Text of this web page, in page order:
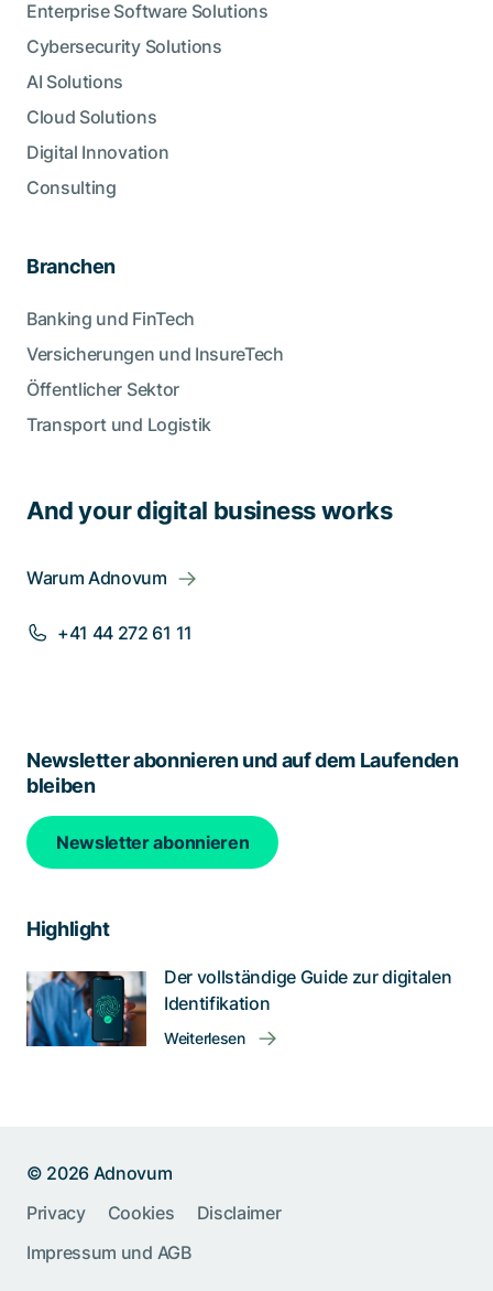
And your digital business works
Warum Adnovum
+41 44 272 61 11
Enterprise Software Solutions
Cybersecurity Solutions
AI Solutions
Cloud Solutions
Digital Innovation
Consulting
Branchen
Banking und FinTech
Versicherungen und InsureTech
Öffentlicher Sektor
Transport und Logistik
Newsletter abonnieren und auf dem Laufenden
bleiben
Newsletter abonnieren
Highlight
Der vollständige Guide zur digitalen
Identifikation
Weiterlesen
© 2026 Adnovum
Privacy
Cookies
Disclaimer
Impressum und AGB
Help us improve:
Report an issue🐞